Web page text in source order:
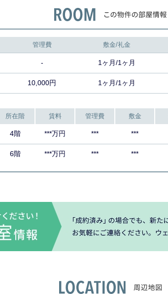
管理費 敷金/礼金
- 1ヶ月/1ヶ月
10,000円 1ヶ月/1ヶ月
所在階 賃料 管理費 敷金
4階 ***万円 *** ***
6階 ***万円 *** ***